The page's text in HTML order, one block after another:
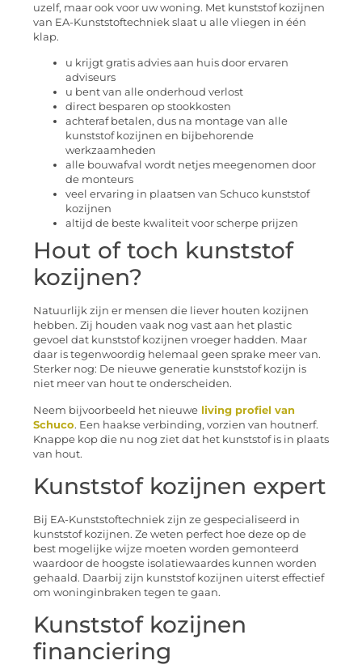
uzelf, maar ook voor uw woning. Met kunststof kozijnen
van EA-Kunststoftechniek slaat u alle vliegen in één
klap.
u krijgt gratis advies aan huis door ervaren
adviseurs
u bent van alle onderhoud verlost
direct besparen op stookkosten
achteraf betalen, dus na montage van alle
kunststof kozijnen en bijbehorende
werkzaamheden
alle bouwafval wordt netjes meegenomen door
de monteurs
veel ervaring in plaatsen van Schuco kunststof
kozijnen
altijd de beste kwaliteit voor scherpe prijzen
Hout of toch kunststof
kozijnen?
Natuurlijk zijn er mensen die liever houten kozijnen
hebben. Zij houden vaak nog vast aan het plastic
gevoel dat kunststof kozijnen vroeger hadden. Maar
daar is tegenwoordig helemaal geen sprake meer van.
Sterker nog: De nieuwe generatie kunststof kozijn is
niet meer van hout te onderscheiden.
Neem bijvoorbeeld het nieuwe living profiel van
Schuco. Een haakse verbinding, vorzien van houtnerf.
Knappe kop die nu nog ziet dat het kunststof is in plaats
van hout.
Kunststof kozijnen expert
Bij EA-Kunststoftechniek zijn ze gespecialiseerd in
kunststof kozijnen. Ze weten perfect hoe deze op de
best mogelijke wijze moeten worden gemonteerd
waardoor de hoogste isolatiewaardes kunnen worden
gehaald. Daarbij zijn kunststof kozijnen uiterst effectief
om woninginbraken tegen te gaan.
Kunststof kozijnen
financiering